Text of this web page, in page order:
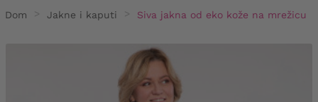
Dom Jakne i kaputi Siva jakna od eko kože na mrežicu